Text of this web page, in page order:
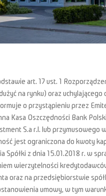
art. 17 ust. 1
na rynku) oraz
o przystąpieniu przez
Kasa Oszczędności Bank
S.a r.l. lub
jest ograniczona do kwoty
Spółki z dnia 15.01.2018 r. w
wierzytelności
oraz na przedsiębiorstwie
umowy, w tym